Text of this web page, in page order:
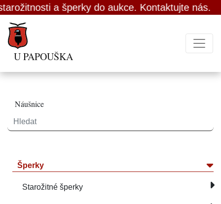
a šperky do aukce. Kontaktujte nás.
U PAPOUŠKA
Náušnice
Šperky
Starožitné šperky